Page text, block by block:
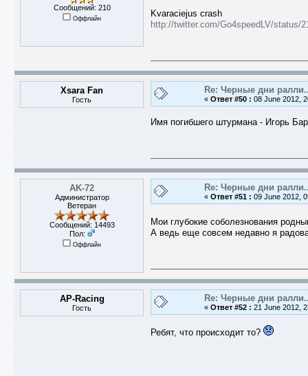
Сообщений: 210
Оффлайн
Kvaraciejus crash
http://twitter.com/Go4speedLV/status/
Xsara Fan
Гость
Re: Черные дни
« Ответ #50 : 08 June 2012,
Имя погибшего штурмана - Игорь
AK-72
Администратор
Ветеран
Сообщений: 14493
Пол:
Оффлайн
Re: Черные дни
« Ответ #51 : 09 June 2012,
Мои глубокие соболезнования
А ведь еще совсем недавно я
AP-Racing
Гость
Re: Черные дни
« Ответ #52 : 21 June 2012,
Ребят, что происходит то?